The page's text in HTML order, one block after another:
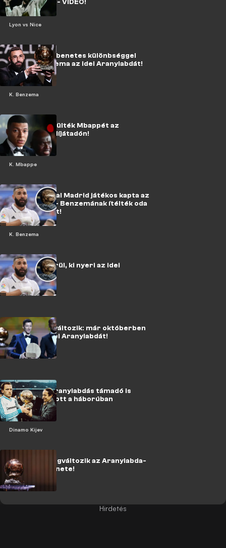
Lyon vs Nice
stadionjában - VIDEÓ!
K. Benzema
Kiderült: döbbenetes különbséggel
nyerte Benzema az idei Aranylabdát!
K. Mbappe
VIDEÓ: Kifütyülték Mbappét az
Aranylabda-díjátadón!
K. Benzema
Ismét egy Real Madrid játékos kapta az
Aranylabdát - Benzemának ítélték oda
az elismerést!
Ma este kiderül, ki nyeri az idei
Aranylabdát
Minden megváltozik: már októberben
átadják az idei Aranylabdát!
Dinamo Kijev
Az egykori Aranylabdás támadó is
fegyvert fogott a háborúban
Hivatalos: Megváltozik az Aranylabda-
szavazás menete!